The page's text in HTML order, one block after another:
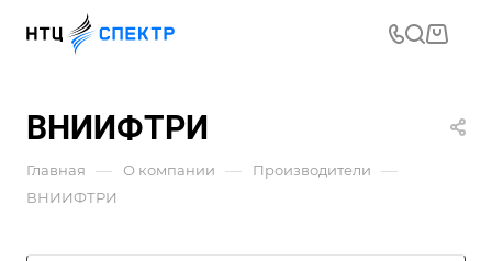
ВНИИФТРИ
Главная — О компании — Производители —
ВНИИФТРИ